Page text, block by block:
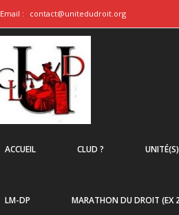
Email : contact@unitedudroit.org
ACCUEIL CLUD ?
LM-DP MARATHON DU DROIT (EX